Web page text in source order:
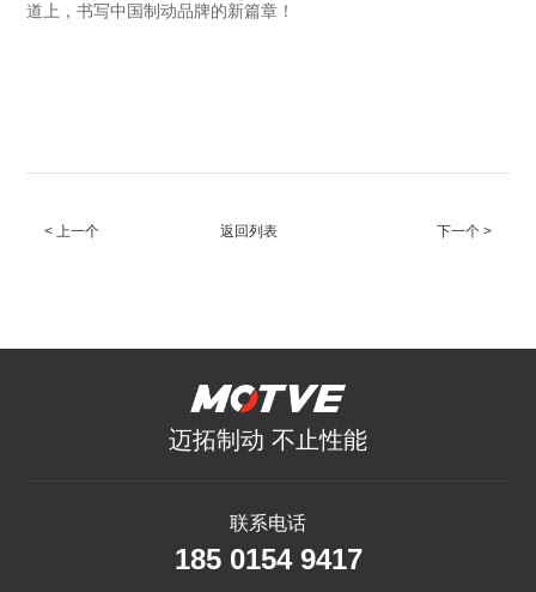
道上，书写中国制动品牌的新篇章！
< 上一个 返回列表 下一个 >
迈拓制动 不止性能
联系电话
185 0154 9417